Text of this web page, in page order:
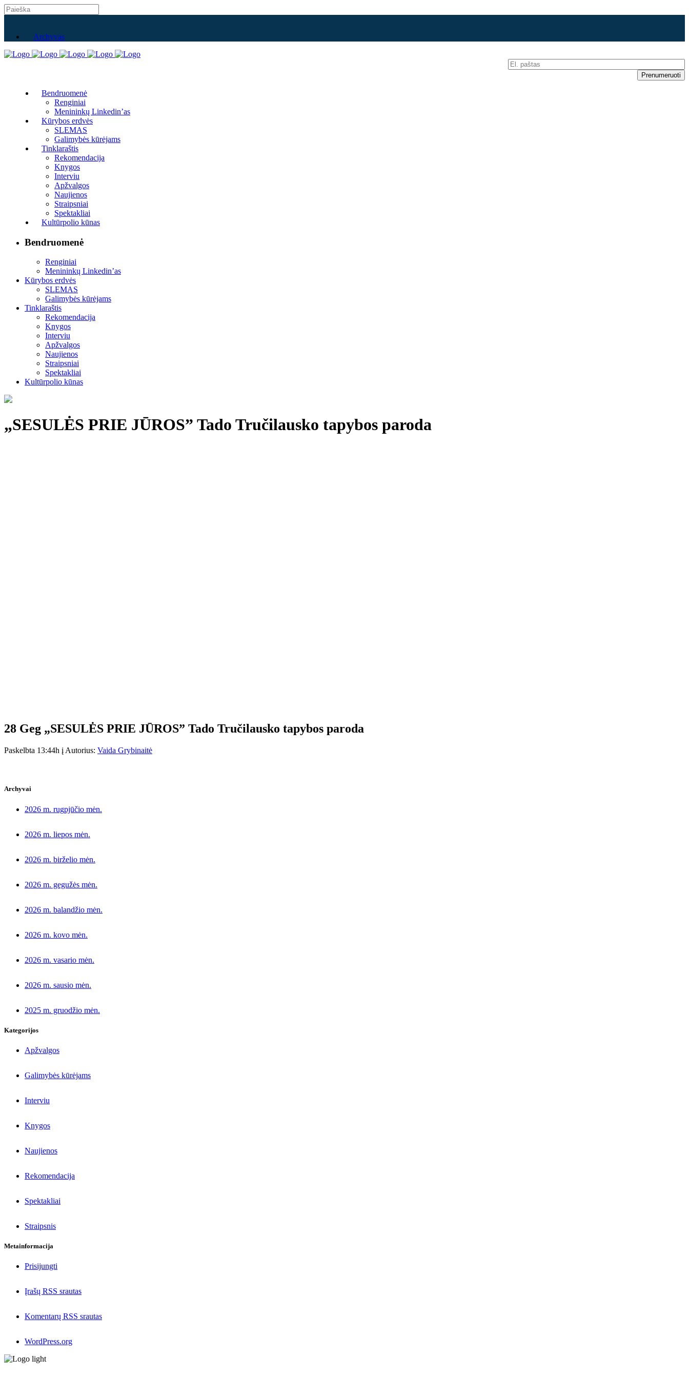
Archyvas
Bendruomenė
Renginiai
Menininkų Linkedin’as
Kūrybos erdvės
SLEMAS
Galimybės kūrėjams
Tinklaraštis
Rekomendacija
Knygos
Interviu
Apžvalgos
Naujienos
Straipsniai
Spektakliai
Kultūrpolio kūnas
Bendruomenė
Renginiai
Menininkų Linkedin’as
Kūrybos erdvės
SLEMAS
Galimybės kūrėjams
Tinklaraštis
Rekomendacija
Knygos
Interviu
Apžvalgos
Naujienos
Straipsniai
Spektakliai
Kultūrpolio kūnas
„SESULĖS PRIE JŪROS” Tado Tručilausko tapybos paroda
28 Geg „SESULĖS PRIE JŪROS” Tado Tručilausko tapybos paroda
Paskelbta 13:44h į Autorius: Vaida Grybinaitė
Archyvai
2026 m. rugpjūčio mėn.
2026 m. liepos mėn.
2026 m. birželio mėn.
2026 m. gegužės mėn.
2026 m. balandžio mėn.
2026 m. kovo mėn.
2026 m. vasario mėn.
2026 m. sausio mėn.
2025 m. gruodžio mėn.
Kategorijos
Apžvalgos
Galimybės kūrėjams
Interviu
Knygos
Naujienos
Rekomendacija
Spektakliai
Straipsnis
Metainformacija
Prisijungti
Įrašų RSS srautas
Komentarų RSS srautas
WordPress.org